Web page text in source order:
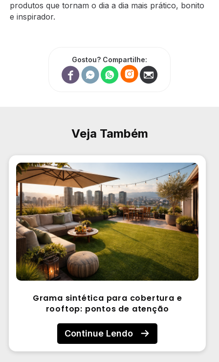
produtos que tornam o dia a dia mais prático, bonito
e inspirador.
Gostou? Compartilhe:
Veja Também
Grama sintética para cobertura e
rooftop: pontos de atenção
Continue Lendo